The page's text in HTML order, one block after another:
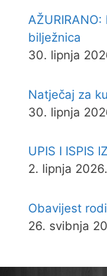
bilježnica
30. lipnja
Natječaj za
30. lipnja
UPIS I ISPIS
2. lipnja 2026.
Obavijest
26. svibnja